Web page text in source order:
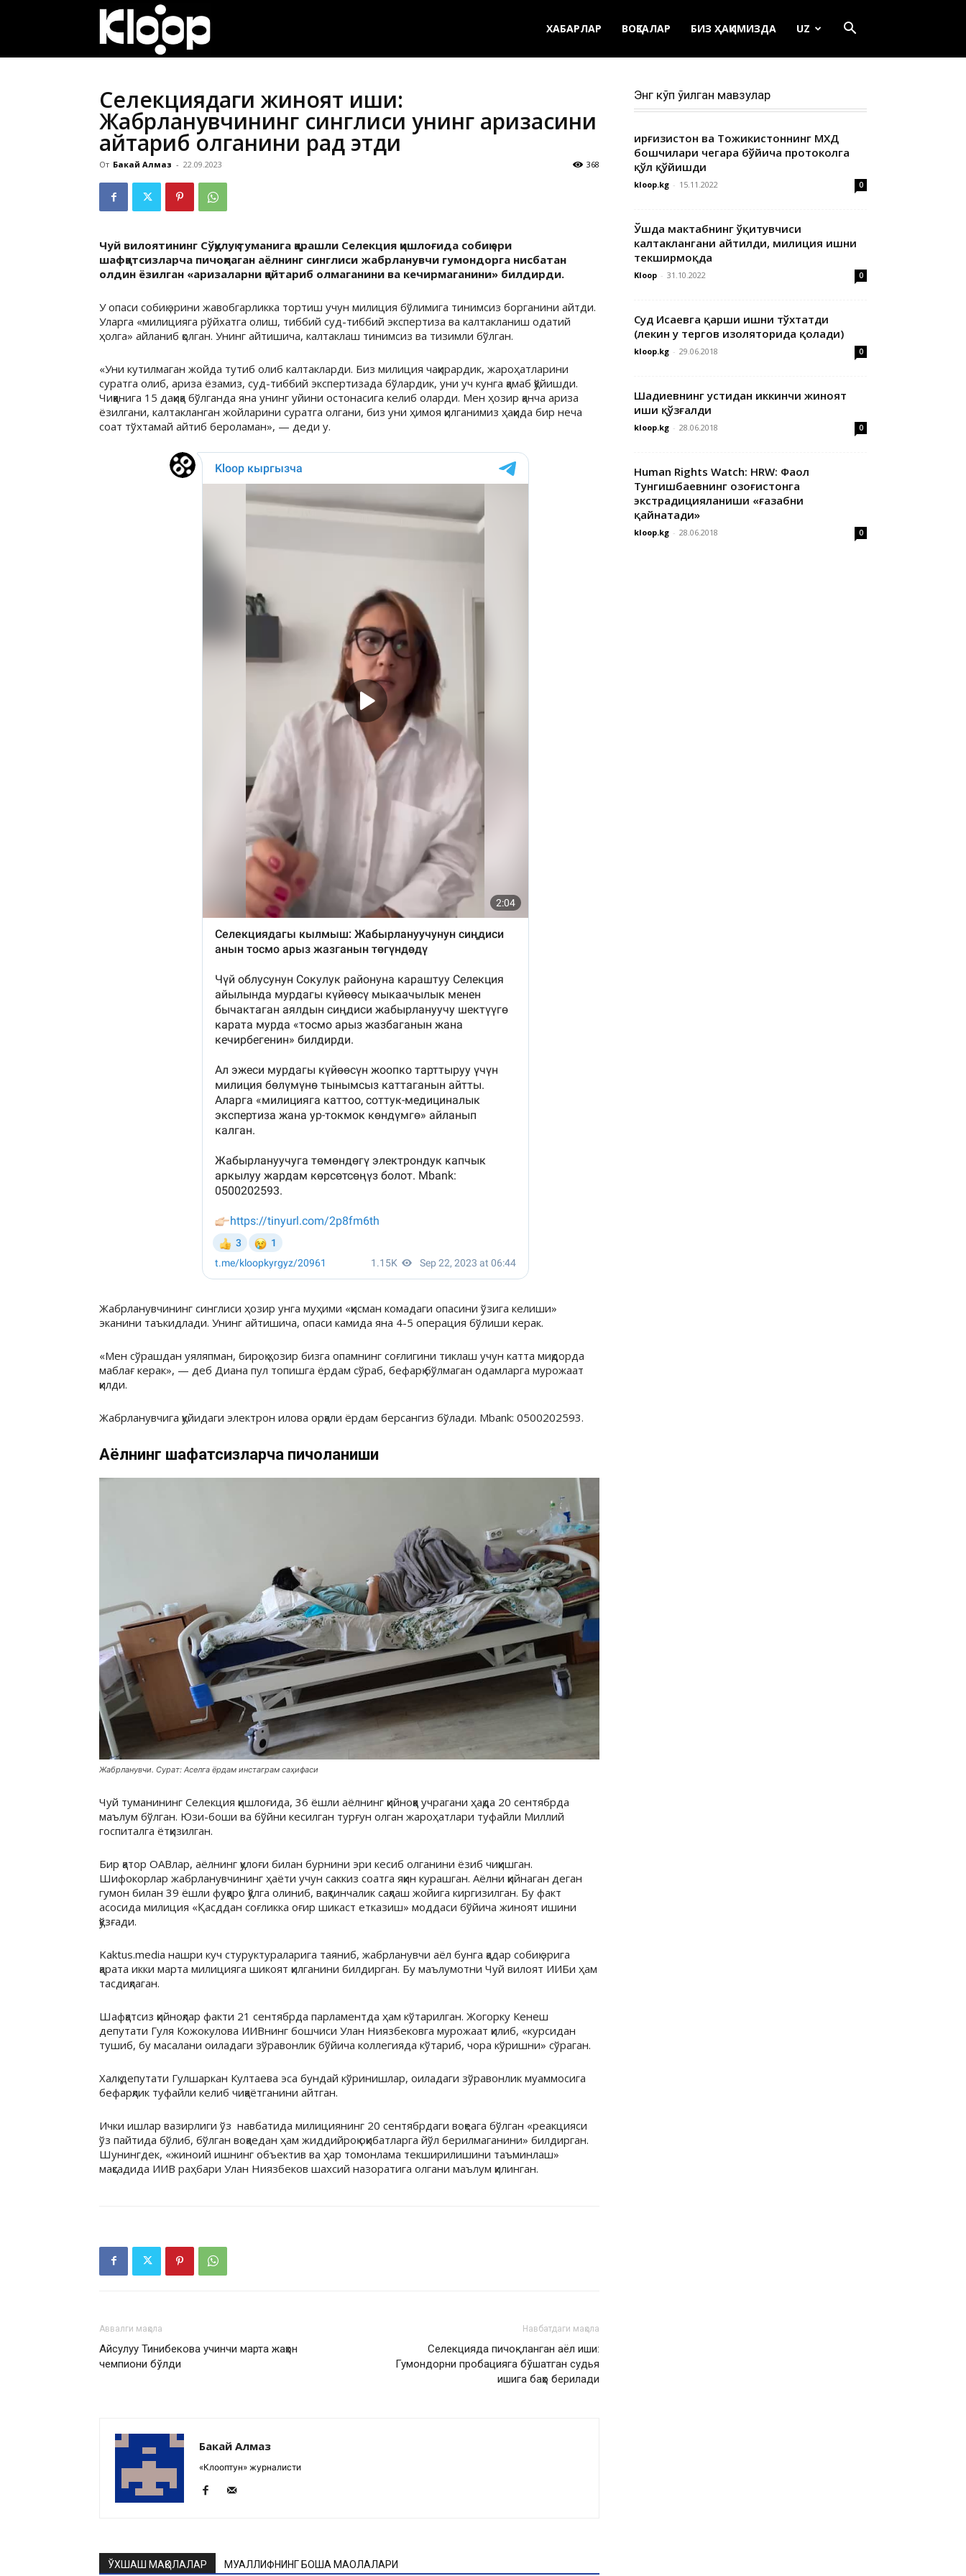
ХАБАРЛАР ВОҚЕАЛАР БИЗ ҲАҚИМИЗДА UZ
Селекциядаги жиноят иши:
Жабрланувчининг синглиси унинг аризасини
қайтариб олганини рад этди
От Бакай Алмаз - 22.09.2023 368
Чуй вилоятининг Сўқулуқ туманига қарашли Селекция қишлоғида собиқ эри
шафқатсизларча пичоқлаган аёлнинг синглиси жабрланувчи гумондорга нисбатан
олдин ёзилган «аризаларни қайтариб олмаганини ва кечирмаганини» билдирди.
У опаси собиқ эрини жавобгарликка тортиш учун милиция бўлимига тинимсиз борганини айтди.
Уларга «милицияга рўйхатга олиш, тиббий суд-тиббий экспертиза ва калтакланиш одатий
ҳолга» айланиб қолган. Унинг айтишича, калтаклаш тинимсиз ва тизимли бўлган.
«Уни кутилмаган жойда тутиб олиб калтакларди. Биз милиция чақирардик, жароҳатларини
суратга олиб, ариза ёзамиз, суд-тиббий экспертизада бўлардик, уни уч кунга қамаб қўйишди.
Чиққанига 15 дақиқа бўлганда яна унинг уйини остонасига келиб оларди. Мен ҳозир қанча ариза
ёзилгани, калтакланган жойларини суратга олгани, биз уни ҳимоя қилганимиз ҳақида бир неча
соат тўхтамай айтиб бероламан», — деди у.
Жабрланувчининг синглиси ҳозир унга муҳими «қисман комадаги опасини ўзига келиши»
эканини таъкидлади. Унинг айтишича, опаси камида яна 4-5 операция бўлиши керак.
«Мен сўрашдан уяляпман, бироқ ҳозир бизга опамнинг соғлигини тиклаш учун катта миқдорда
маблағ керак», — деб Диана пул топишга ёрдам сўраб, бефарқ бўлмаган одамларга мурожаат
қилди.
Жабрланувчига қуйидаги электрон илова орқали ёрдам берсангиз бўлади. Mbank: 0500202593.
Аёлнинг шафқатсизларча пичоқланиши
Жабрланувчи. Сурат: Аселга ёрдам инстаграм саҳифаси
Чуй туманининг Селекция қишлоғида, 36 ёшли аёлнинг қийноққа учрагани ҳақда 20 сентябрда
маълум бўлган. Юзи-боши ва бўйни кесилган турғун олган жароҳатлари туфайли Миллий
госпиталга ётқизилган.
Бир қатор ОАВлар, аёлнинг қулоғи билан бурнини эри кесиб олганини ёзиб чиқишган.
Шифокорлар жабрланувчининг ҳаёти учун саккиз соатга яқин курашган. Аёлни қийнаган деган
гумон билан 39 ёшли фуқаро қўлга олиниб, вақтинчалик сақлаш жойига киргизилган. Бу факт
асосида милиция «Қасддан соғликка оғир шикаст етказиш» моддаси бўйича жиноят ишини
қўзғади.
Kaktus.media нашри куч стуруктураларига таяниб, жабрланувчи аёл бунга қадар собиқ эрига
қарата икки марта милицияга шикоят қилганини билдирган. Бу маълумотни Чуй вилоят ИИБи ҳам
тасдиқлаган.
Шафқатсиз қийноқлар факти 21 сентябрда парламентда ҳам кўтарилган. Жогорку Кенеш
депутати Гуля Кожокулова ИИВнинг бошчиси Улан Ниязбековга мурожаат қилиб, «курсидан
тушиб, бу масалани оиладаги зўравонлик бўйича коллегияда кўтариб, чора кўришни» сўраган.
Халқ депутати Гулшаркан Култаева эса бундай кўринишлар, оиладаги зўравонлик муаммосига
бефарқлик туфайли келиб чиқаётганини айтган.
Ички ишлар вазирлиги ўз навбатида милициянинг 20 сентябрдаги воқеага бўлган «реакцияси
ўз пайтида бўлиб, бўлган воқаедан ҳам жиддийроқ оқибатларга йўл берилмаганини» билдирган.
Шунингдек, «жиноий ишнинг объектив ва ҳар томонлама текширилишини таъминлаш»
мақсадида ИИВ раҳбари Улан Ниязбеков шахсий назоратига олгани маълум қилинган.
Аввалги мақола
Айсулуу Тинибекова учинчи марта жаҳон
чемпиони бўлди
Навбатдаги мақола
Селекцияда пичоқланган аёл иши:
Гумондорни пробацияга бўшатган судья
ишига баҳо берилади
Бакай Алмаз
«Клооптун» журналисти
ЎХШАШ МАҚОЛАЛАР МУАЛЛИФНИНГ БОШҚА МАҚОЛАЛАРИ
Энг кўп ўқилган мавзулар
Қирғизистон ва Тожикистоннинг МХДҚ
бошчилари чегара бўйича протоколга
қўл қўйишди
kloop.kg - 15.11.2022 0
Ўшда мактабнинг ўқитувчиси
калтаклангани айтилди, милиция ишни
текширмоқда
Kloop - 31.10.2022 0
Суд Исаевга қарши ишни тўхтатди
(лекин у тергов изоляторида қолади)
kloop.kg - 29.06.2018 0
Шадиевнинг устидан иккинчи жиноят
иши қўзғалди
kloop.kg - 28.06.2018 0
Human Rights Watch: HRW: Фаол
Тунгишбаевнинг Қозоғистонга
экстрадицияланиши «ғазабни
қайнатади»
kloop.kg - 28.06.2018 0